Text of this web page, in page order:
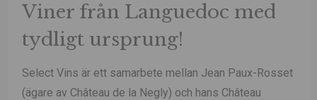
Viner från Languedoc med
tydligt ursprung!
Select Vins är ett samarbete mellan Jean Paux-Rosset
(ägare av Château de la Negly) och hans Château